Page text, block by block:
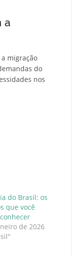
a
migração
do
nos
do Brasil: os
que você
de 2026